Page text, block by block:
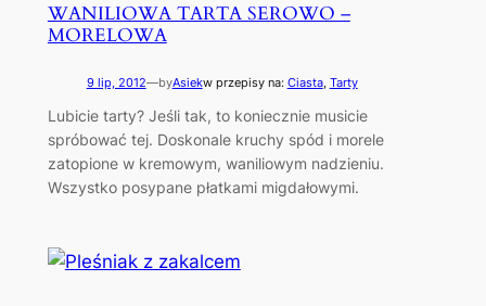
WANILIOWA TARTA SEROWO –
MORELOWA
9 lip, 2012—byAsiekw przepisy na: Ciasta, Tarty
Lubicie tarty? Jeśli tak, to koniecznie musicie
spróbować tej. Doskonale kruchy spód i morele
zatopione w kremowym, waniliowym nadzieniu.
Wszystko posypane płatkami migdałowymi.